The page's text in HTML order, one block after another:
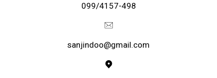
099/4157-498
sanjindoo@gmail.com